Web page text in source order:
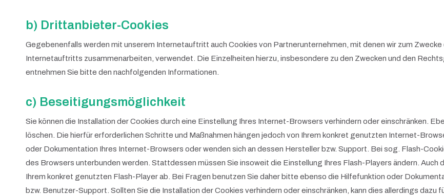
b) Drittanbieter-Cookies
Gegebenenfalls werden mit unserem Internetauftritt auch Cookies von Partnerunternehmen, mit denen wir zum
Internetauftritts zusammenarbeiten, verwendet. Die Einzelheiten hierzu, insbesondere zu den Zwecken und den
entnehmen Sie bitte den nachfolgenden Informationen.
c) Beseitigungsmöglichkeit
Sie können die Installation der Cookies durch eine Einstellung Ihres Internet-Browsers verhindern oder einschränken.
löschen. Die hierfür erforderlichen Schritte und Maßnahmen hängen jedoch von Ihrem konkret genutzten Internet-
oder Dokumentation Ihres Internet-Browsers oder wenden sich an dessen Hersteller bzw. Support. Bei sog. Flash-
des Browsers unterbunden werden. Stattdessen müssen Sie insoweit die Einstellung Ihres Flash-Players ändern. Auch
Ihrem konkret genutzten Flash-Player ab. Bei Fragen benutzen Sie daher bitte ebenso die Hilfefunktion oder
bzw. Benutzer-Support. Sollten Sie die Installation der Cookies verhindern oder einschränken, kann dies allerdings dazu